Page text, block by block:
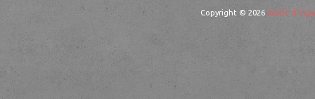
Copyright © 2026 mairie